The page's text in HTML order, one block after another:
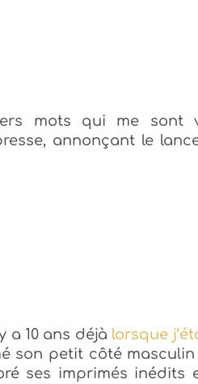
mots qui me sont
annonçant le
a 10 ans déjà lorsque
son petit côté
ses imprimés inédits